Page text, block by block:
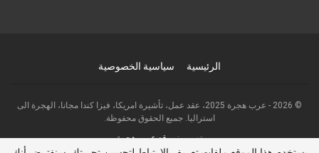
الرئيسية سياسية الخصوصية
© 2026 - عرب هجرة 2025، عقد عمل، تأشيرة امريكا، فيزا كندا مجانا، الهجرة الى
استراليا. جميع الحقوق محفوظة.
تصميم:موقع عرب هجرة